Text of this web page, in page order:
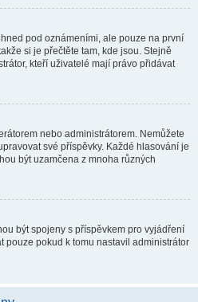
pod oznámeními, ale pouze na první
si je přečtěte tam, kde jsou. Stejně
kteří uživatelé mají právo přidávat
nebo administrátorem. Nemůžete
své příspěvky. Každé hlasování je
být uzamčena z mnoha různých
být spojeny s příspěvkem pro vyjádření
pouze pokud k tomu nastavil administrátor